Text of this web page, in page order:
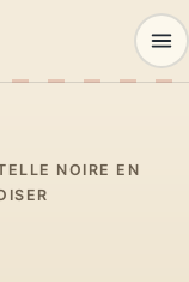
NOIRE EN